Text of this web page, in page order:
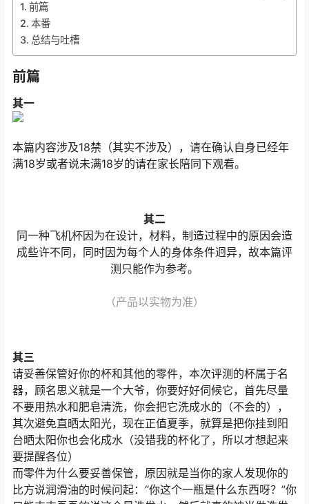
前篇
本番
总结与吐槽
前篇
其一
本篇内容涉及18禁（其实不涉及），请在确认自身已经年
满18岁或者说未满18岁的请在家长陪同下观看。
其二
同一种飞机杯因为在设计，材料，制造过程中的原因会造
成些许不同，同时因为每个人的身体条件迥异，故本篇评
测只能作为参考。
（产品以实物为准）
其三
请妥善保管好你的杯和其他的零件，本次评测的杯属于名
器，顾名思义就是一个大爷，你要好好伺候它，首先尽量
不要用热水和肥皂清洗，你会把它洗成水的（不会的），
其次避免直晒太阳光，现在正值夏季，就算是把你挂到阳
台晒太阳你也会化成水（没错我的杯化了，所以才想起来
要提醒各位）
而零件为什么要妥善保管，原因就是当你的家人发现你的
比方说润滑油的时候问起：“你这个一瓶是什么东西呀？”你